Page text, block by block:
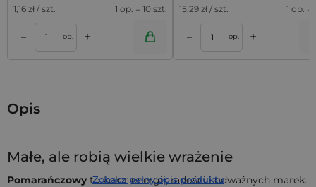
1,16 zł / szt. 1 op. = 10 szt.
– op. +
15,29 zł / szt. 1 op. =
– op. +
Dodaj do koszyka
Opis
Małe, ale robią wielkie wrażenie
Pomarańczowy to kolor energii, radości i odważnych marek.
Zobacz pełny opis produktu